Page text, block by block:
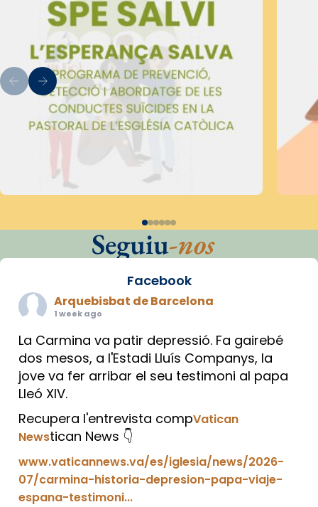
Seguiu-nos
Facebook
Arquebisbat de Barcelona
1 week ago
La Carmina va patir depressió. Fa gairebé
dos mesos, a l'Estadi Lluís Companys, la
jove va fer arribar el seu testimoni al papa
Lleó XIV.
Recupera l'entrevista compVatican
Newstican News 👇
www.vaticannews.va/es/iglesia/news/2026-
07/carmina-historia-depresion-papa-viaje-
espana-testimoni...